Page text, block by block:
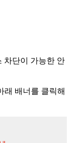
차단이 가능한 안
배너를 클릭해